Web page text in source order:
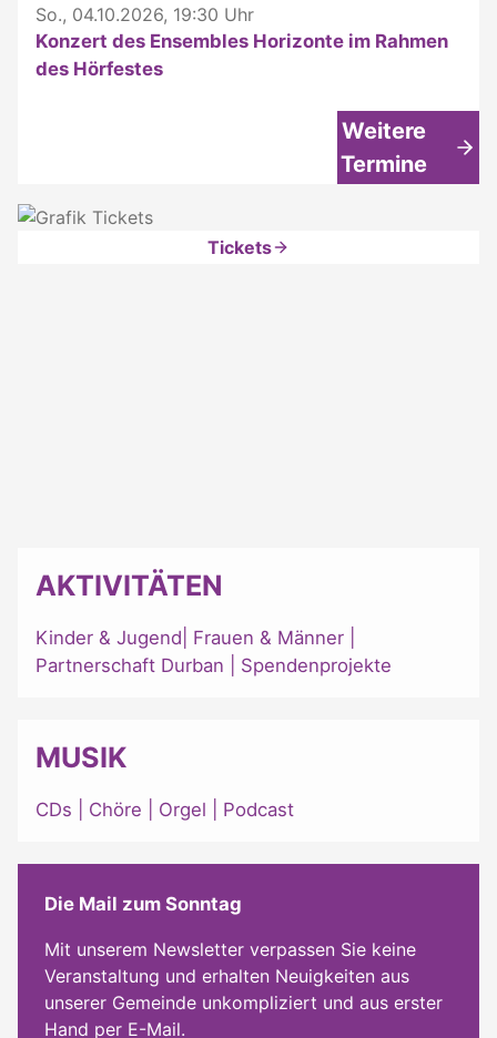
So., 04.10.2026, 19:30 Uhr
Konzert des Ensembles Horizonte im Rahmen
des Hörfestes
Weitere
Termine
Tickets
AKTIVITÄTEN
Kinder & Jugend Frauen & Männer
Partnerschaft Durban
Spendenprojekte
MUSIK
CDs Chöre Orgel Podcast
Die Mail zum Sonntag
Mit unserem Newsletter verpassen Sie keine
Veranstaltung und erhalten Neuigkeiten aus
unserer Gemeinde unkompliziert und aus erster
Hand per E-Mail.